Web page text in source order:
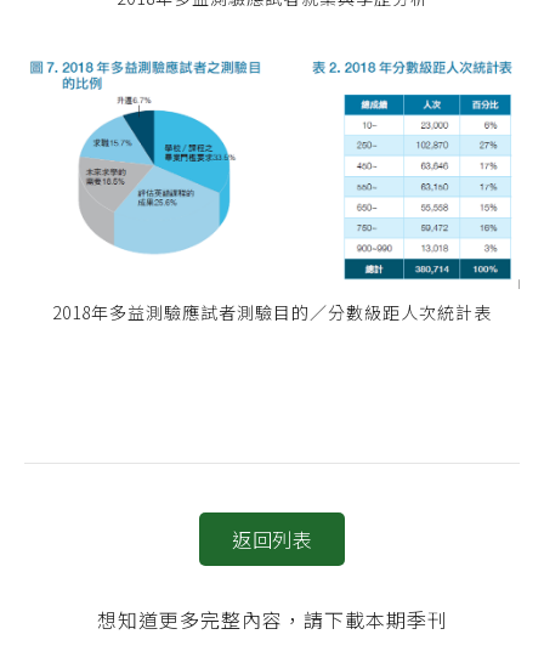
2018年多益測驗應試者測驗目的／分數級距人次統計表
返回列表
想知道更多完整內容，請下載本期季刊